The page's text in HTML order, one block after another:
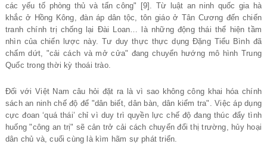
các yếu tố phòng thủ và tấn công" [9]. Từ luật an ninh quốc gia hà
khắc ở Hồng Kông, đàn áp dân tộc, tôn giáo ở Tân Cương đến chiến
tranh chính trị chống lại Đài Loan… là những động thái thể hiện tầm
nhìn của chiến lược này. Tư duy thực thực dụng Đặng Tiểu Bình đã
chấm dứt, "cải cách và mở cửa" đang chuyển hướng mô hình Trung
Quốc trong thời kỳ thoái trào.
Đối với Việt Nam câu hỏi đặt ra là vì sao không công khai hóa chính
sách an ninh chế độ để "dân biết, dân bàn, dân kiểm tra". Việc áp dụng
cực đoan ‘quá thái’ chỉ vì duy trì quyền lực chế độ đang thúc đẩy tình
huống "công an trị" sẽ cản trở cải cách chuyển đổi thị trường, hủy hoại
dân chủ và, cuối cùng là kìm hãm sự phát triển.